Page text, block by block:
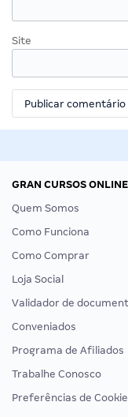
Site
GRAN CURSOS ONLINE
Quem Somos
Como Funciona
Como Comprar
Loja Social
Validador de
Conveniados
Programa de Afiliados
Trabalhe Conosco
Preferências de